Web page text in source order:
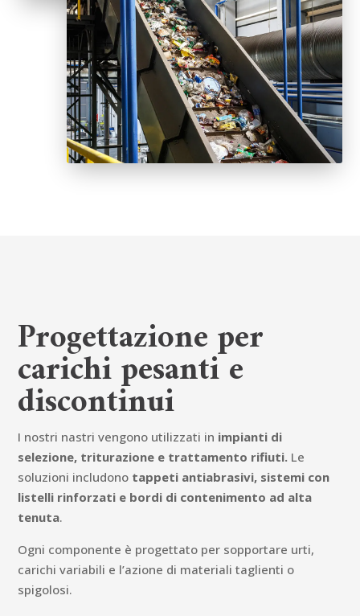
Progettazione per
carichi pesanti e
discontinui
I nostri nastri vengono utilizzati in impianti di
selezione, triturazione e trattamento rifiuti. Le
soluzioni includono tappeti antiabrasivi, sistemi con
listelli rinforzati e bordi di contenimento ad alta
tenuta.
Ogni componente è progettato per sopportare urti,
carichi variabili e l’azione di materiali taglienti o
spigolosi.